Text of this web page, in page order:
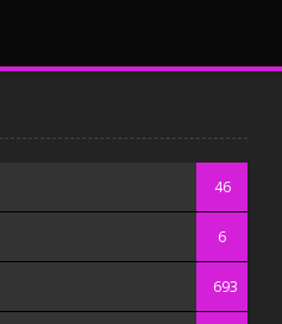
46
6
693